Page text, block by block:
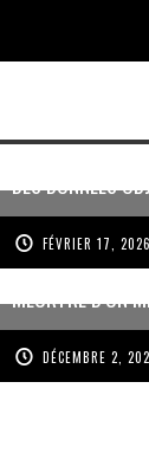
DES DONNÉES
FÉVRIER 17, 2026
MEURTRE D’UN
DÉCEMBRE 2,